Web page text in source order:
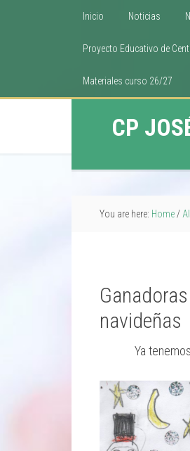
Inicio Noticias
Proyecto Educativo de
Materiales curso 26/27
CP
You are here: Home /
navideñas
Ya